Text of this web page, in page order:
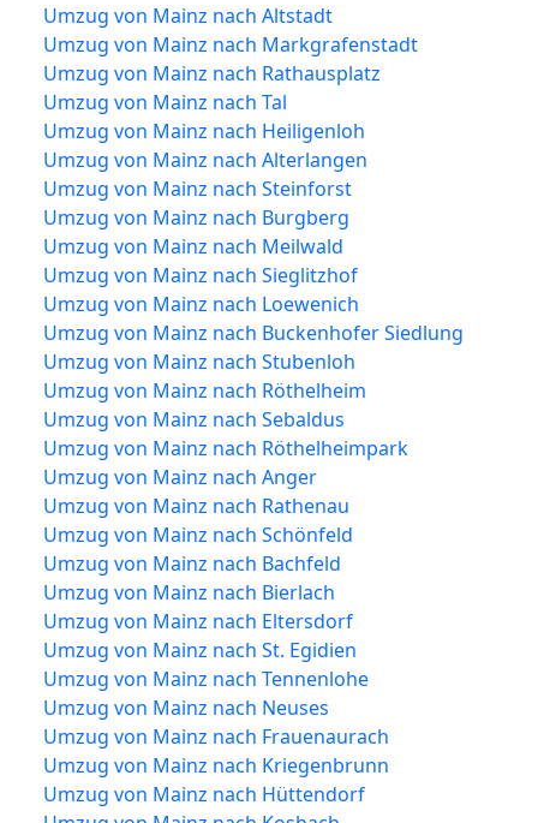
Umzug von Mainz nach Altstadt
Umzug von Mainz nach Markgrafenstadt
Umzug von Mainz nach Rathausplatz
Umzug von Mainz nach Tal
Umzug von Mainz nach Heiligenloh
Umzug von Mainz nach Alterlangen
Umzug von Mainz nach Steinforst
Umzug von Mainz nach Burgberg
Umzug von Mainz nach Meilwald
Umzug von Mainz nach Sieglitzhof
Umzug von Mainz nach Loewenich
Umzug von Mainz nach Buckenhofer Siedlung
Umzug von Mainz nach Stubenloh
Umzug von Mainz nach Röthelheim
Umzug von Mainz nach Sebaldus
Umzug von Mainz nach Röthelheimpark
Umzug von Mainz nach Anger
Umzug von Mainz nach Rathenau
Umzug von Mainz nach Schönfeld
Umzug von Mainz nach Bachfeld
Umzug von Mainz nach Bierlach
Umzug von Mainz nach Eltersdorf
Umzug von Mainz nach St. Egidien
Umzug von Mainz nach Tennenlohe
Umzug von Mainz nach Neuses
Umzug von Mainz nach Frauenaurach
Umzug von Mainz nach Kriegenbrunn
Umzug von Mainz nach Hüttendorf